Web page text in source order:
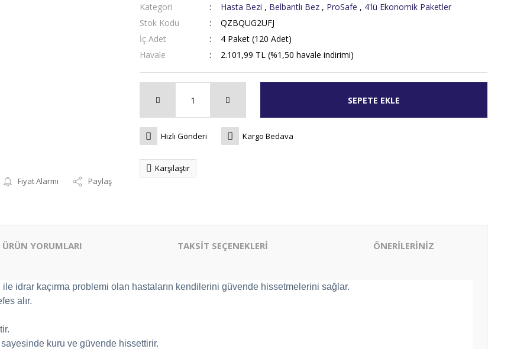
Fiyat Alarmı Paylaş
Kategori Hasta Bezi , Belbantlı Bez , ProSafe , 4'lü Ekonomik Paketler
Stok Kodu
QZBQUG2UFJ
İç Adet
4 Paket (120 Adet)
Havale
2.101,99 TL (%1,50 havale indirimi)
SEPETE EKLE
Hızlı Gönderi Kargo Bedava
Karşılaştır
ÜRÜN YORUMLARI TAKSİT SEÇENEKLERİ ÖNERİLERİNİZ
idrar kaçırma problemi olan hastaların kendilerini güvende hissetmelerini sağlar.
alır.
kuru ve güvende hissettirir.